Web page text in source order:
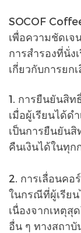
SOCOF
เพื่อความชัดเจ
การสำรองที่นั่ง
เกี่ยวกับการยก
1. การยืนยันสิท
เมื่อผู้เรียนได้ด
เป็นการยืนยันสิ
คืนเงินได้ในทุ
2. การเลื่อนคอ
ในกรณีที่ผู้เรียน
เนื่องจากเหตุสุ
อื่น ๆ ทางสถาบั